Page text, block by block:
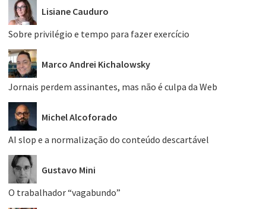
Lisiane Cauduro
Sobre privilégio e tempo para fazer exercício
Marco Andrei Kichalowsky
Jornais perdem assinantes, mas não é culpa da Web
Michel Alcoforado
AI slop e a normalização do conteúdo descartável
Gustavo Mini
O trabalhador “vagabundo”